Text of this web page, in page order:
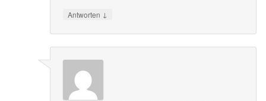
Antworten ↓